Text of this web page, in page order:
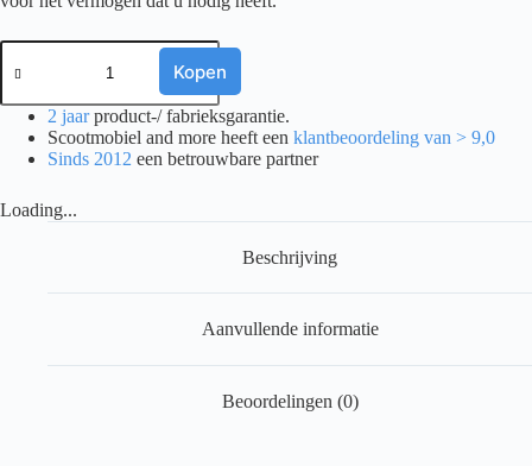
MK
AGM
12V
aantal
Kopen
2 jaarproduct-/ fabrieksgarantie.
Scootmobiel and more heeft een klantbeoordeling van > 9,0
Sinds 2012 een betrouwbare partner
Loading...
Beschrijving
Aanvullende informatie
Beoordelingen (0)